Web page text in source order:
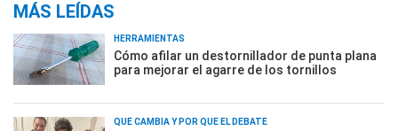
MÁS LEÍDAS
HERRAMIENTAS
Cómo afilar un destornillador de punta plana
para mejorar el agarre de los tornillos
QUÉ CAMBIA Y POR QUÉ EL DEBATE